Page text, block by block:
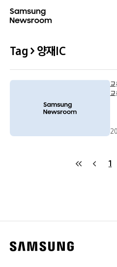
Tag > 양재IC
교
교
1